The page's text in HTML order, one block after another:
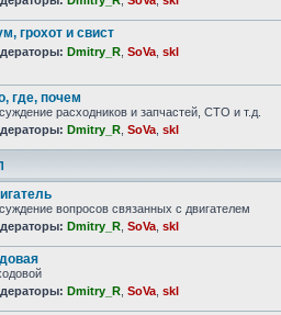
грохот и свист
Dmitry_R SoVa skl
где, почем
расходников и запчастей, СТО и т.д.
Dmitry_R SoVa skl
вопросов связанных с двигателем
Dmitry_R SoVa skl
Dmitry_R SoVa skl